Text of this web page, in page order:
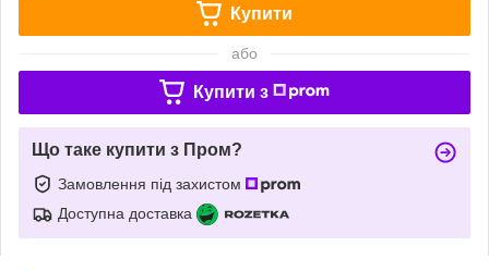
Купити
або
Купити з
Що таке купити з Пром?
Замовлення під захистом
Доступна доставка